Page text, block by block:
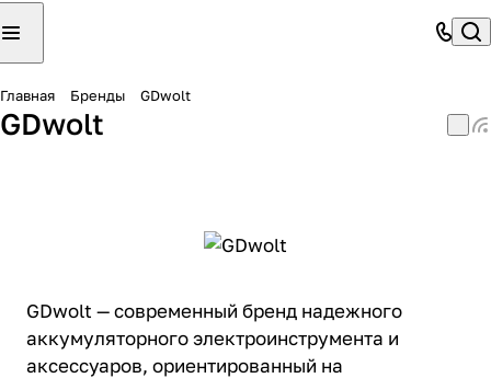
Главная Бренды GDwolt
GDwolt
GDwolt — современный бренд надежного
аккумуляторного электроинструмента и
аксессуаров, ориентированный на